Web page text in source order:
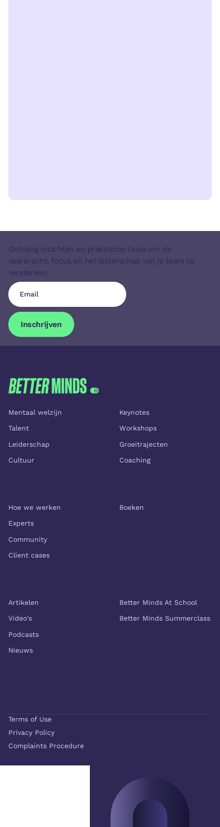
Ontvang inzichten en praktische tools om de
veerkracht, focus en het leiderschap van je team te
versterken.
Inschrijven
Inschrijven
FOOTER
Mentaal welzijn
Talent
Leiderschap
Cultuur
Keynotes
Workshops
Groeitrajecten
Coaching
Hoe we werken
Experts
Community
Client cases
Boeken
Artikelen
Video's
Podcasts
Nieuws
Better Minds At School
Better Minds Summerclass
Terms of Use
Privacy Policy
Complaints Procedure